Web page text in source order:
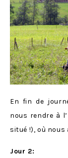
En fin de
nous rendre à
situé !), où
Jour 2: